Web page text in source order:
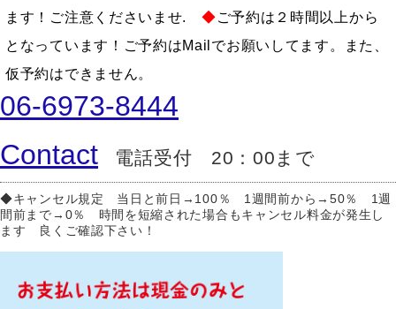
ます！ご注意くださいませ.
◆ご予約は２時間以上から
となっています！ご予約はMailでお願いしてます。また、
仮予約はできません。
06-6973-8444
Contact
電話受付 20：00まで
◆キャンセル規定 当日と前日→100％ 1週間前から→50％ 1週
間前まで→0％ 時間を短縮された場合もキャンセル料金が発生し
ます 良くご確認下さい！